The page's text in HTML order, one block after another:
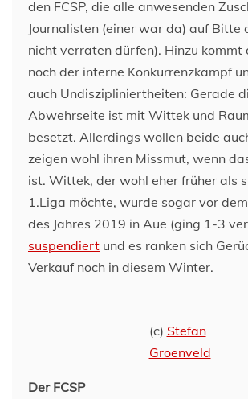
den FCSP, die alle anwesenden
Journalisten (einer war da) auf Bitte
nicht verraten dürfen). Hinzu kommt
noch der interne Konkurrenzkampf
auch Undiszipliniertheiten: Gerade
Abwehrseite ist mit Wittek und
besetzt. Allerdings wollen beide
zeigen wohl ihren Missmut, wenn
ist. Wittek, der wohl eher früher als
1.Liga möchte, wurde sogar vor
des Jahres 2019 in Aue (ging 1-3
suspendiert und es ranken sich
Verkauf noch in diesem Winter.
(c) Stefan
Groenveld
Der FCSP